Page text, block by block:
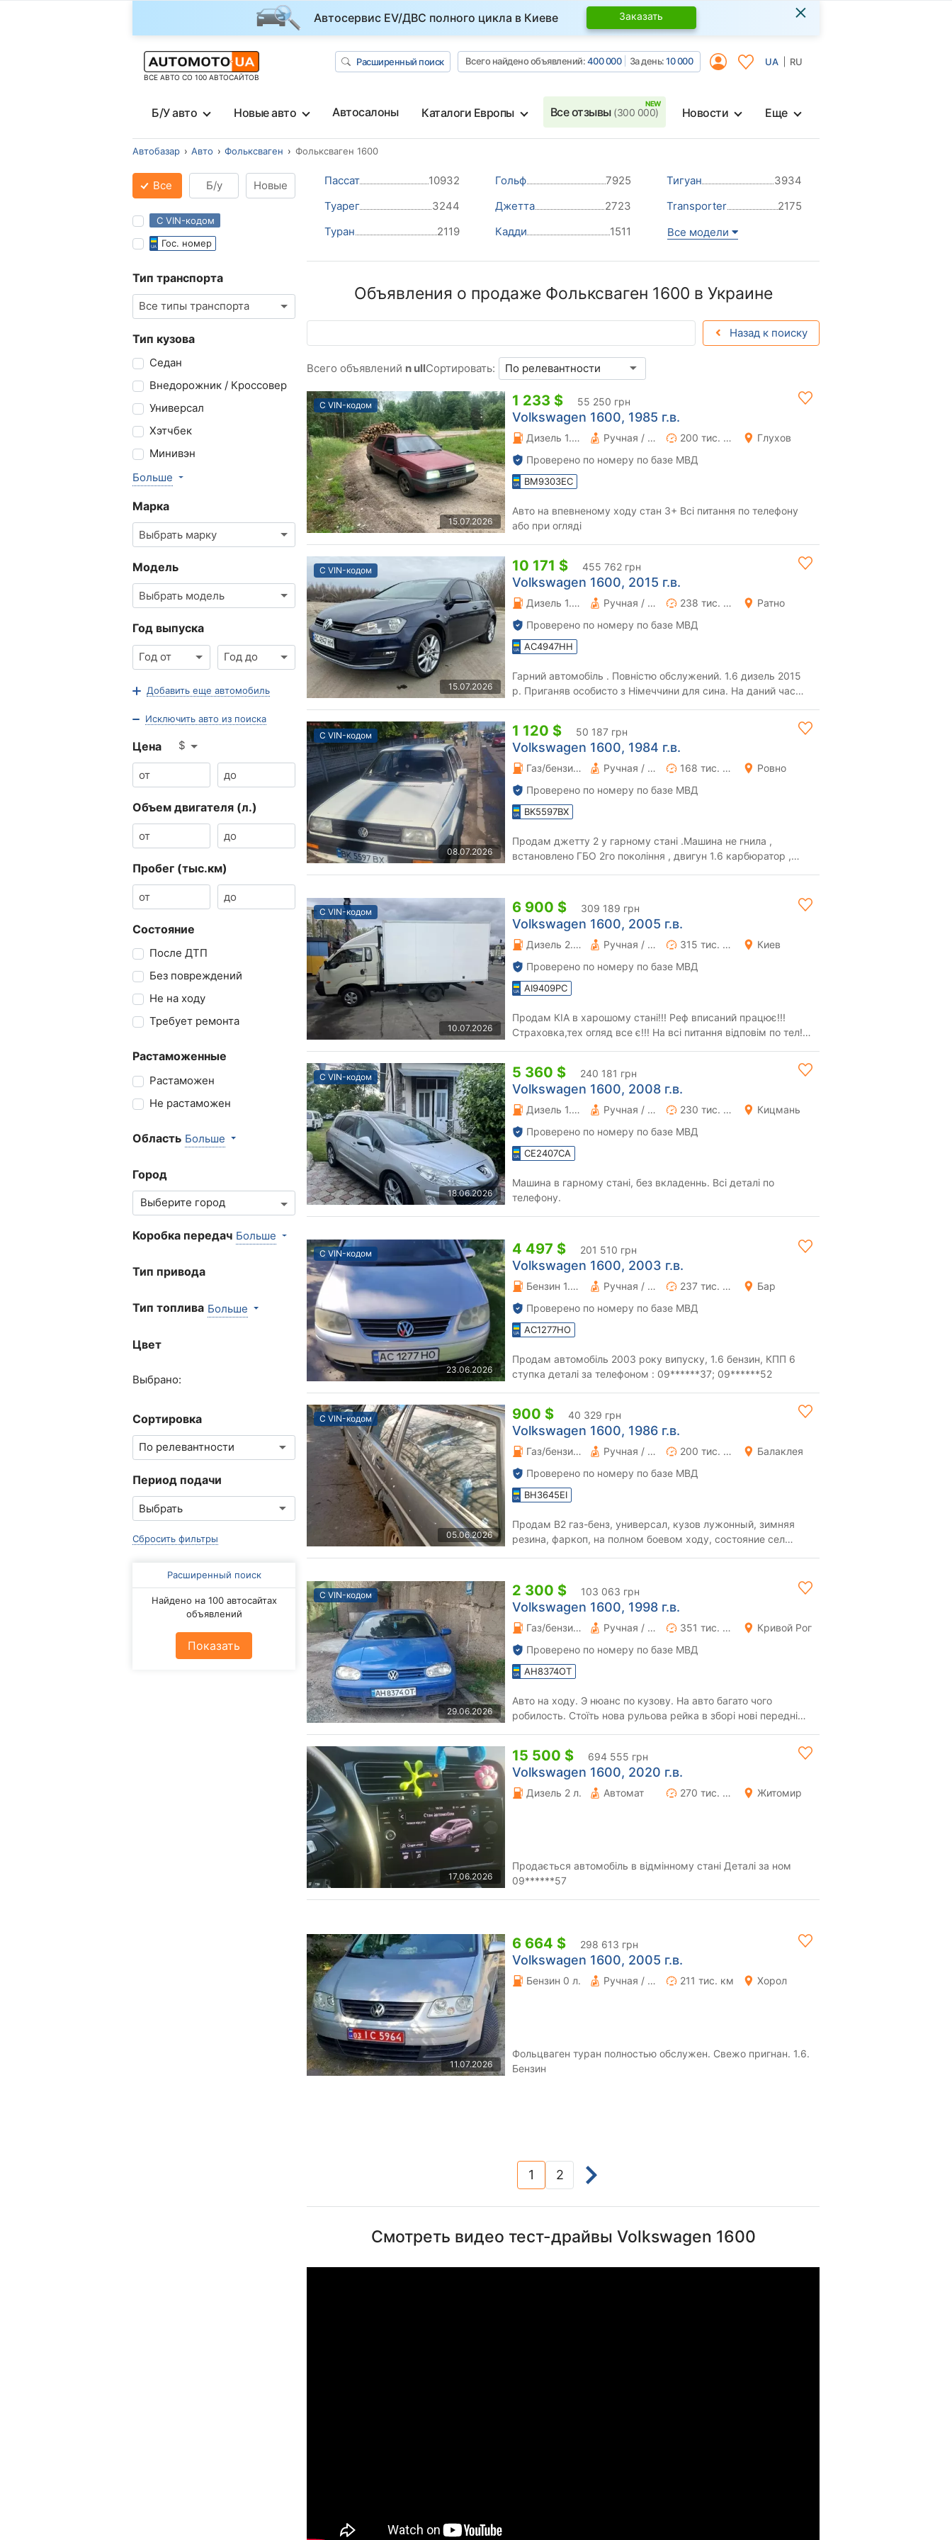
Автосервис EV/ДВС полного цикла в Киеве Заказать ×
ВСЕ АВТО СО 100 АВТОСАЙТОВ
Расширенный поиск Всего найдено объявлений:400 000 За день:10 000 UA RU
Б/У авто Новые авто Автосалоны Каталоги Европы Все отзывы (300 000) Новости Еще
Автобазар Авто Фольксваген Фольксваген 1600
Все Б/у Новые
С VIN-кодом
Гос. номер
Тип транспорта
Все типы транспорта
Тип кузова
Седан
Внедорожник / Кроссовер
Универсал
Хэтчбек
Минивэн
Больше
Марка
Выбрать марку
Модель
Выбрать модель
Год выпуска
Год от Год до
Добавить еще автомобиль
Исключить авто из поиска
Цена $
Объем двигателя (л.)
Пробег (тыс.км)
Состояние
После ДТП
Без повреждений
Не на ходу
Требует ремонта
Растаможенные
Растаможен
Не растаможен
Область Больше
Город
Коробка передач Больше
Тип привода
Тип топлива Больше
Цвет
Выбрано:
Сортировка
Период подачи
Сбросить фильтры
Расширенный поиск
Найдено на 100 автосайтах
объявлений
Показать
Пассат 10932 Гольф 7925 Тигуан
3934
Туарег
3244 Джетта 2723 Transporter
2175
Туран
2119 Кадди 1511 Все модели
Объявления о продаже Фольксваген 1600 в Украине
Назад к поиску
Всего объявлений n ullСортировать:
С VIN-кодом
15.07.2026
1 233 $ 55 250 грн
Volkswagen 1600, 1985 г.в.
Дизель 1.6 л. Ручная / Механика 200 тис. км
Глухов
Проверено по номеру по базе МВД
BM9303EC
Авто на впевненому ходу стан 3+ Всі питання по телефону
або при огляді
С VIN-кодом
15.07.2026
10 171 $ 455 762 грн
Volkswagen 1600, 2015 г.в.
Дизель 1.6 л. Ручная / Механика 238 тис. км
Ратно
Проверено по номеру по базе МВД
AC4947HH
Гарний автомобіль . Повністю обслужений. 1.6 дизель 2015
р. Приганяв особисто з Німеччини для сина. На даний час
С VIN-кодом
08.07.2026
1 120 $ 50 187 грн
Volkswagen 1600, 1984 г.в.
Газ/бензин 1.6 л. Ручная / Механика 168 тис. км
Ровно
Проверено по номеру по базе МВД
BK5597BX
Продам джетту 2 у гарному стані .Машина не гнила ,
встановлено ГБО 2го покоління , двигун 1.6 карбюратор ,
С VIN-кодом
10.07.2026
6 900 $ 309 189 грн
Volkswagen 1600, 2005 г.в.
Дизель 2.5 л. Ручная / Механика 315 тис. км
Киев
Проверено по номеру по базе МВД
AI9409PC
Продам КІА в харошому стані!!! Реф вписаний працює!!!
Страховка,тех огляд все є!!! На всі питання відповім по тел!!!
С VIN-кодом
18.06.2026
5 360 $ 240 181 грн
Volkswagen 1600, 2008 г.в.
Дизель 1.6 л. Ручная / Механика 230 тис. км
Кицмань
Проверено по номеру по базе МВД
CE2407CA
Машина в гарному стані, без вкладеннь. Всі деталі по
телефону.
С VIN-кодом
23.06.2026
4 497 $ 201 510 грн
Volkswagen 1600, 2003 г.в.
Бензин 1.6 л. Ручная / Механика 237 тис. км
Бар
Проверено по номеру по базе МВД
AC1277HO
Продам автомобіль 2003 року випуску, 1.6 бензин, КПП 6
ступка деталі за телефоном : 09******37; 09******52
С VIN-кодом
05.06.2026
900 $ 40 329 грн
Volkswagen 1600, 1986 г.в.
Газ/бензин 0 л. Ручная / Механика 200 тис. км
Балаклея
Проверено по номеру по базе МВД
BH3645EI
Продам B2 газ-бенз, универсал, кузов лужонный, зимняя
резина, фаркоп, на полном боевом ходу, состояние сел
С VIN-кодом
29.06.2026
2 300 $ 103 063 грн
Volkswagen 1600, 1998 г.в.
Газ/бензин 1.6 л. Ручная / Механика 351 тис. км
Кривой Рог
Проверено по номеру по базе МВД
AH8374OT
Авто на ходу. Э нюанс по кузову. На авто багато чого
робилость. Стоїть нова рульова рейка в зборі нові передні
17.06.2026
15 500 $ 694 555 грн
Volkswagen 1600, 2020 г.в.
Дизель 2 л. Автомат 270 тис. км Житомир
Продається автомобіль в відмінному стані Деталі за ном
09******57
11.07.2026
6 664 $ 298 613 грн
Volkswagen 1600, 2005 г.в.
Бензин 0 л. Ручная / Механика 211 тис. км Хорол
Фольцваген туран полностью обслужен. Свежо пригнан. 1.6.
Бензин
1(current)
2
Смотреть видео тест-драйвы Volkswagen 1600